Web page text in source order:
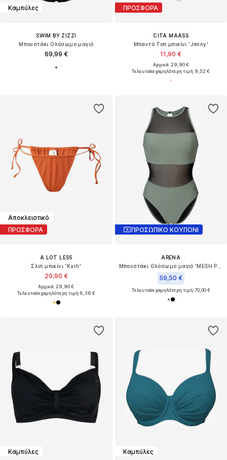
Καμπύλες
SWIM BY ZIZZI
Μπουστάκι Ολόσωμο μαγιό
69,99 €
ΠΡΟΣΦΟΡΑ
CITA MAASS
Μπαντό Τοπ μπικίνι 'Jenny'
11,90 €
Αρχικά: 29,90 €
Τελευταία χαμηλότερη τιμή:9,52 €
Αποκλειστικό
ΠΡΟΣΦΟΡΑ
A LOT LESS
Σλιπ μπικίνι 'Karli'
20,90 €
Αρχικά: 29,90 €
Τελευταία χαμηλότερη τιμή:8,36 €
ΠΡΟΣΩΠΙΚΟ ΚΟΥΠΟΝΙ
ARENA
Μπουστάκι Ολόσωμο μαγιό 'MESH PANEL VENT BACK'
59,50 €
Τελευταία χαμηλότερη τιμή:70,00 €
Καμπύλες Καμπύλες